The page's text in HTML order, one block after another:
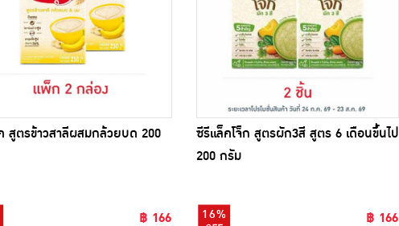
สูตรข้าวสาลีผสมกล้วยบด 200
฿ 166
ซีรีแล็คโจ็ก สูตรผัก3สี สูตร 6 เดือนขึ้นไป
200 กรัม
16% ฿ 166